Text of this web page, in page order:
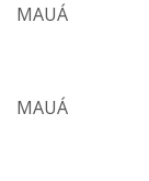
MAUÁ
MAUÁ